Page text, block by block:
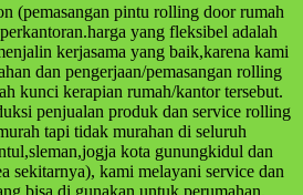
(pemasangan pintu rolling door rumah
yang fleksibel adalah
kerjasama yang baik,karena kami
dan pengerjaan/pemasangan rolling
kunci kerapian rumah/kantor tersebut.
penjualan produk dan service rolling
tapi tidak murahan di seluruh
kota gunungkidul dan
sekitarnya), kami melayani service dan